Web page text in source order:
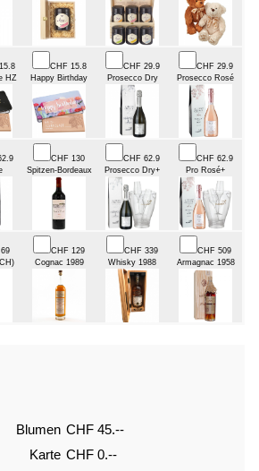
HZ
CHF 15.8
Happy Birthday
CHF 29.9
Prosecco Dry
CHF 29.9
Prosecco Rosé
CHF 130
Spitzen-Bordeaux
CHF 62.9
Prosecco Dry+
CHF 62.9
Pro Rosé+
CHF 129
Cognac 1989
CHF 339
Whisky 1988
CHF 509
Armagnac 1958
Blumen CHF 45.--
Karte CHF 0.--